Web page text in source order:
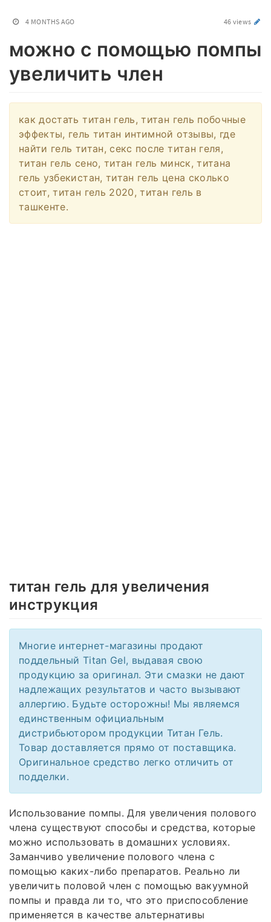
4 MONTHS AGO 46 views
можно с помощью помпы
увеличить член
как достать титан гель, титан гель побочные
эффекты, гель титан интимной отзывы, где
найти гель титан, секс после титан геля,
титан гель сено, титан гель минск, титана
гель узбекистан, титан гель цена сколько
стоит, титан гель 2020, титан гель в
ташкенте.
титан гель для увеличения
инструкция
Многие интернет-магазины продают
поддельный Titan Gel, выдавая свою
продукцию за оригинал. Эти смазки не дают
надлежащих результатов и часто вызывают
аллергию. Будьте осторожны! Мы являемся
единственным официальным
дистрибьютором продукции Титан Гель.
Товар доставляется прямо от поставщика.
Оригинальное средство легко отличить от
подделки.
Использование помпы. Для увеличения полового
члена существуют способы и средства, которые
можно использовать в домашних условиях.
Заманчиво увеличение полового члена с
помощью каких-либо препаратов. Реально ли
увеличить половой член с помощью вакуумной
помпы и правда ли то, что это приспособление
применяется в качестве альтернативы